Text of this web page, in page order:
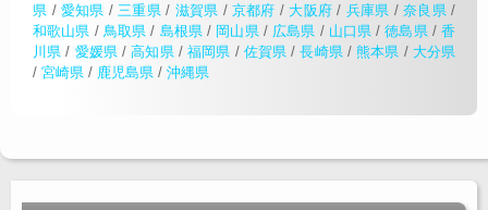
県 / 愛知県 /三重県 / 滋賀県 / 京都府 / 大阪府 / 兵庫県 / 奈良県/
和歌山県 / 鳥取県 / 島根県/ 岡山県/ 広島県 / 山口県 /徳島県/香
川県 / 愛媛県/高知県/ 福岡県 / 佐賀県 /長崎県/熊本県 / 大分県
/ 宮崎県 / 鹿児島県 / 沖縄県